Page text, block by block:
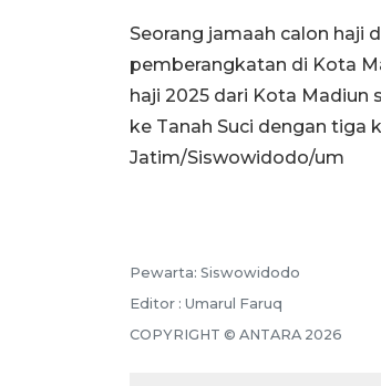
Seorang jamaah calon haji
pemberangkatan di Kota
haji 2025 dari Kota Madiun
ke Tanah Suci dengan tiga
Jatim/Siswowidodo/um
Pewarta: Siswowidodo
Editor : Umarul Faruq
COPYRIGHT © ANTARA 2026